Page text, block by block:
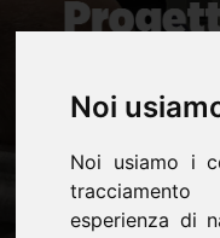
Noi
Noi usiamo i
esperienza di